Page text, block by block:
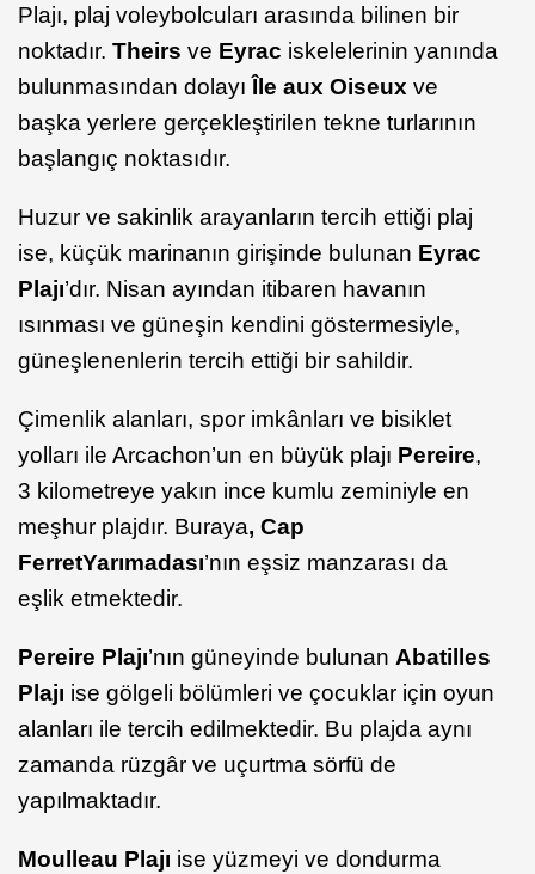
Plajı, plaj voleybolcuları arasında bilinen bir
noktadır. Theirs ve Eyrac iskelelerinin yanında
bulunmasından dolayı Île aux Oiseux ve
başka yerlere gerçekleştirilen tekne turlarının
başlangıç noktasıdır.
Huzur ve sakinlik arayanların tercih ettiği plaj
ise, küçük marinanın girişinde bulunan Eyrac
Plajı’dır. Nisan ayından itibaren havanın
ısınması ve güneşin kendini göstermesiyle,
güneşlenenlerin tercih ettiği bir sahildir.
Çimenlik alanları, spor imkânları ve bisiklet
yolları ile Arcachon’un en büyük plajı Pereire,
3 kilometreye yakın ince kumlu zeminiyle en
meşhur plajdır. Buraya, Cap
FerretYarımadası’nın eşsiz manzarası da
eşlik etmektedir.
Pereire Plajı’nın güneyinde bulunan Abatilles
Plajı ise gölgeli bölümleri ve çocuklar için oyun
alanları ile tercih edilmektedir. Bu plajda aynı
zamanda rüzgâr ve uçurtma sörfü de
yapılmaktadır.
Moulleau Plajı ise yüzmeyi ve dondurma